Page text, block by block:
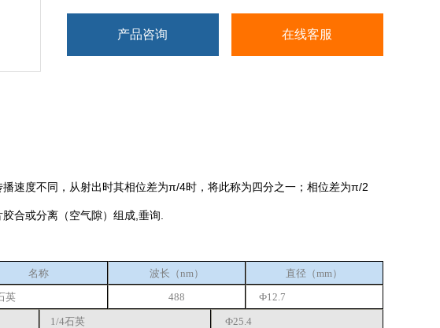
产品咨询 在线客服
度不同，从射出时其相位差为π/4时，将此称为四分之一；相位差为π/2
片胶合或分离（空气隙）组成,垂询.
名称 波长（nm） 直径 （mm）
英 488 Ф12.7
1/4石英 Ф25.4